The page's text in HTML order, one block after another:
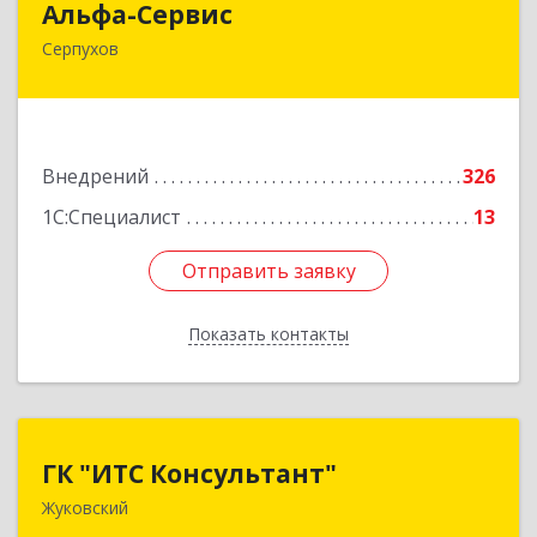
Альфа-Сервис
Серпухов
Внедрений
326
1С:Специалист
13
Отправить заявку
Показать контакты
Отправить заявку
Назад
ГК "ИТС Консультант"
Жуковский